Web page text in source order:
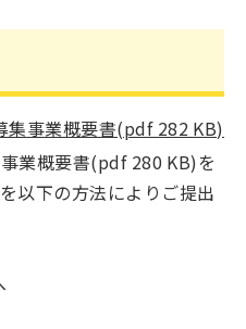
集事業概要書(pdf 282 KB)
業概要書(pdf 280 KB)を
以下の方法によりご提出